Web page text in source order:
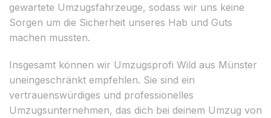
gewartete Umzugsfahrzeuge, sodass wir uns keine
Sorgen um die Sicherheit unseres Hab und Guts
machen mussten.
Insgesamt können wir Umzugsprofi Wild aus Münster
uneingeschränkt empfehlen. Sie sind ein
vertrauenswürdiges und professionelles
Umzugsunternehmen, das dich bei deinem Umzug von